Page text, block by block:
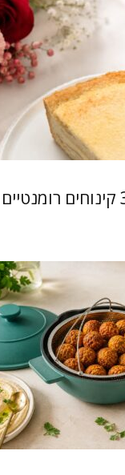
אהבה בשכבות: 3 קינוחים רומנטיים